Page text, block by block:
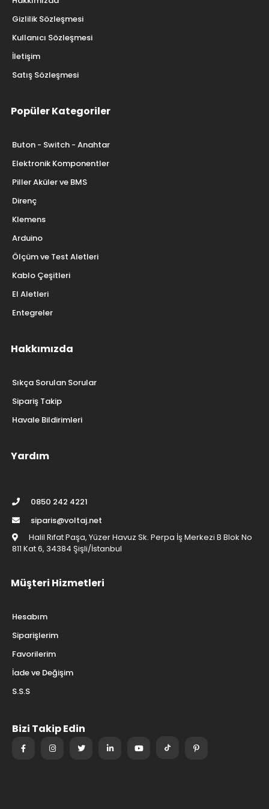
Gizlilik Sözleşmesi
Kullanıcı Sözleşmesi
İletişim
Satış Sözleşmesi
Popüler Kategoriler
Buton - Switch - Anahtar
Elektronik Komponentler
Piller Aküler ve BMS
Direnç
Klemens
Arduino
Ölçüm ve Test Aletleri
Kablo Çeşitleri
El Aletleri
Entegreler
Hakkımızda
Sıkça Sorulan Sorular
Sipariş Takip
Havale Bildirimleri
Yardım
0850 242 4221
siparis@voltaj.net
Halil Rıfat Paşa, Yüzer Havuz Sk. Perpa İş Merkezi B Blok No
811 Kat 6, 34384 Şişli/İstanbul
Müşteri Hizmetleri
Hesabım
Siparişlerim
Favorilerim
İade ve Değişim
S.S.S
Bizi Takip Edin